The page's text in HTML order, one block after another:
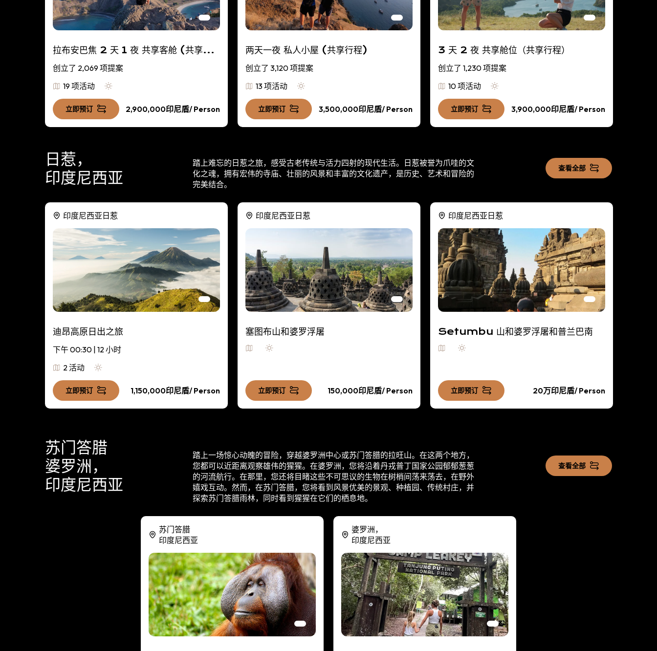
拉布安巴焦 2 天 1 夜 共享客舱 (共享行
创立了 2,069 项提案
19 项活动
立即预订 2,900,000印尼盾/ Person
两天一夜 私人小屋 (共享行程)
创立了 3,120 项提案
13 项活动
立即预订 3,500,000印尼盾/ Person
3 天 2 夜 共享舱位（共享行程）
创立了 1,230 项提案
10 项活动
立即预订 3,900,000印尼盾/ Person
日惹，
印度尼西亚
踏上难忘的日惹之旅，感受古老传统与活力四射的现代生活。日惹被誉为爪哇的文
化之魂，拥有宏伟的寺庙、壮丽的风景和丰富的文化遗产，是历史、艺术和冒险的
完美结合。
查看全部
印度尼西亚日惹
迪昂高原日出之旅
下午 00:30 | 12 小时
2 活动
立即预订 1,150,000印尼盾/ Person
印度尼西亚日惹
塞图布山和婆罗浮屠
立即预订 150,000印尼盾/ Person
印度尼西亚日惹
Setumbu 山和婆罗浮屠和普兰巴南
立即预订 20万印尼盾/ Person
苏门答腊
婆罗洲，
印度尼西亚
踏上一场惊心动魄的冒险，穿越婆罗洲中心或苏门答腊的拉旺山。在这两个地方，
您都可以近距离观察雄伟的猩猩。在婆罗洲，您将沿着丹戎普丁国家公园郁郁葱葱
的河流航行。在那里，您还将目睹这些不可思议的生物在树梢间荡来荡去，在野外
嬉戏互动。然而，在苏门答腊，您将看到风景优美的景观、种植园、传统村庄，并
探索苏门答腊雨林，同时看到猩猩在它们的栖息地。
查看全部
苏门答腊
印度尼西亚
婆罗洲，
印度尼西亚